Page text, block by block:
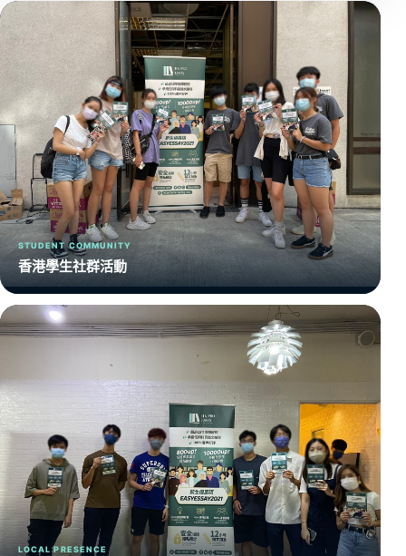
STUDENT COMMUNITY
香港學生社群活動
LOCAL PRESENCE